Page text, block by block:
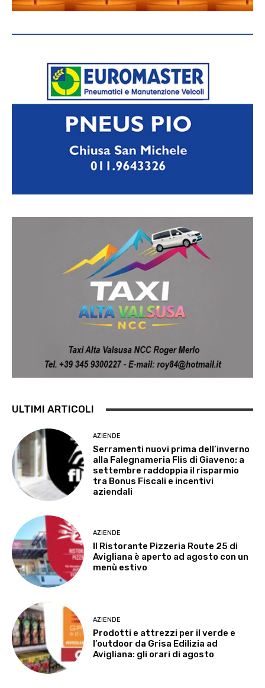
ULTIMI ARTICOLI
AZIENDE
Serramenti nuovi prima dell’inverno
alla Falegnameria Flis di Giaveno: a
settembre raddoppia il risparmio
tra Bonus Fiscali e incentivi
aziendali
AZIENDE
Il Ristorante Pizzeria Route 25 di
Avigliana è aperto ad agosto con un
menù estivo
AZIENDE
Prodotti e attrezzi per il verde e
l’outdoor da Grisa Edilizia ad
Avigliana: gli orari di agosto